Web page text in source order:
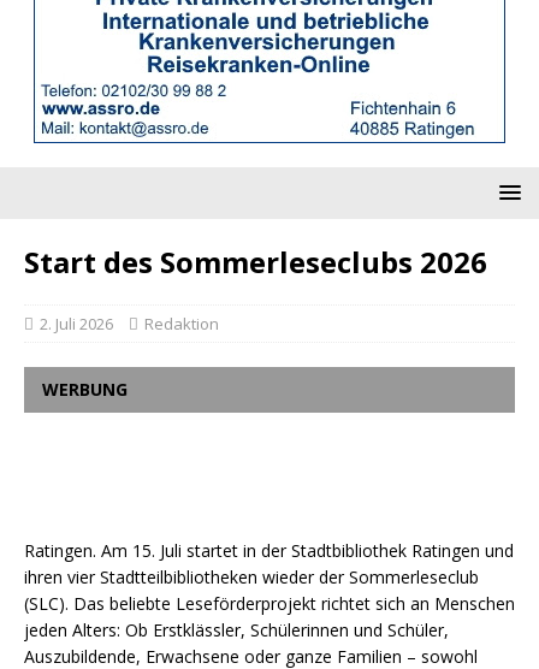
Start des Sommerleseclubs 2026
2. Juli 2026 Redaktion
WERBUNG
Ratingen. Am 15. Juli startet in der Stadtbibliothek Ratingen und
ihren vier Stadtteilbibliotheken wieder der Sommerleseclub
(SLC). Das beliebte Leseförderprojekt richtet sich an Menschen
jeden Alters: Ob Erstklässler, Schülerinnen und Schüler,
Auszubildende, Erwachsene oder ganze Familien – sowohl